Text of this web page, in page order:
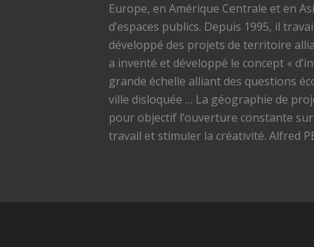
Europe, en Amérique Centrale et en
d’espaces publics. Depuis 1995, il
développé des projets de territoire
a inventé et développé le concept «
grande échelle alliant des questions
ville disloquée … La géographie de
pour objectif l’ouverture constante
travail et stimuler la créativité. Alfred